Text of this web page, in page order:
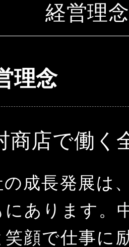
経営理
理念
商店で働く
の成長発展は
にあります。
笑顔で仕事に